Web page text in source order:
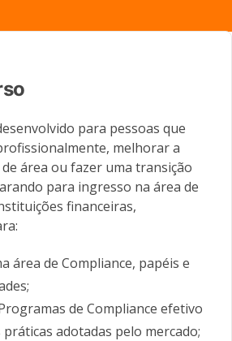
para pessoas que
melhorar a
área ou fazer uma transição
para ingresso na área de
financeiras,
área de Compliance, papéis e
de Compliance efetivo
adotadas pelo mercado;